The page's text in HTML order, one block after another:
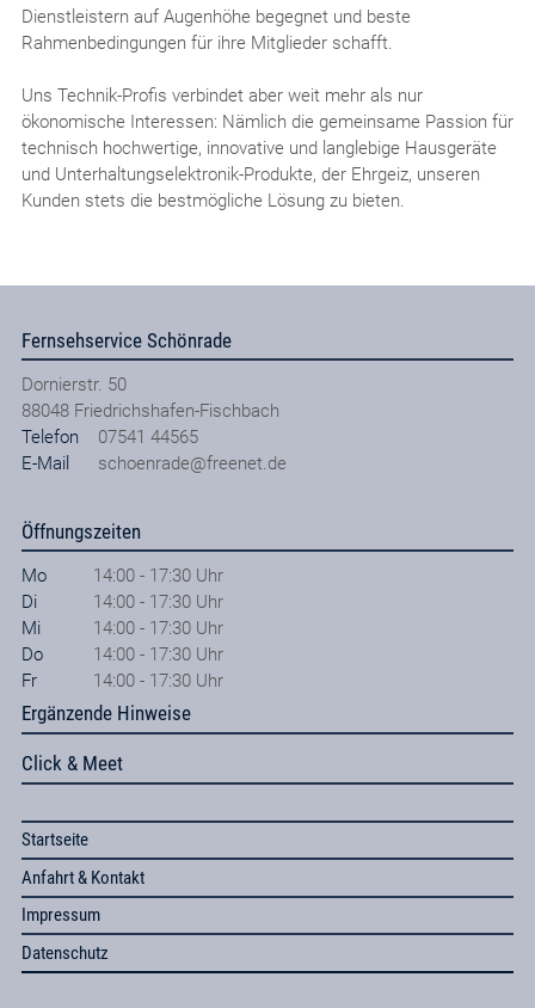
Dienstleistern auf Augenhöhe begegnet und beste
Rahmenbedingungen für ihre Mitglieder schafft.
Uns Technik-Profis verbindet aber weit mehr als nur
ökonomische Interessen: Nämlich die gemeinsame Passion für
technisch hochwertige, innovative und langlebige Hausgeräte
und Unterhaltungselektronik-Produkte, der Ehrgeiz, unseren
Kunden stets die bestmögliche Lösung zu bieten.
Fernsehservice Schönrade
Dornierstr. 50
88048 Friedrichshafen-Fischbach
Telefon
07541 44565
E-Mail
schoenrade@freenet.de
Öffnungszeiten
Mo
14:00 - 17:30 Uhr
Di
14:00 - 17:30 Uhr
Mi
14:00 - 17:30 Uhr
Do
14:00 - 17:30 Uhr
Fr
14:00 - 17:30 Uhr
Ergänzende Hinweise
Click & Meet
Startseite
Anfahrt & Kontakt
Impressum
Datenschutz